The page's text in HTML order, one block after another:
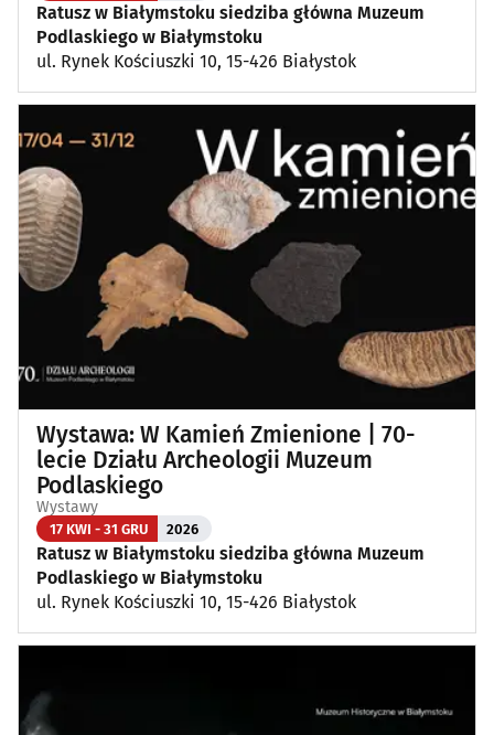
Plenerowe, festyny(11)
Dla dzieci(3)
Targi, konferencje
Wykłady, pokazy, imprezy okolicznościowe(12)
Poza Białymstokiem (1)
Ratusz w Białymstoku siedziba główna Muzeum
Podlaskiego w Białymstoku
ul. Rynek Kościuszki 10, 15-426 Białystok
Wystawa: W Kamień Zmienione | 70-
lecie Działu Archeologii Muzeum
Podlaskiego
Wystawy
17 KWI - 31 GRU 2026
Ratusz w Białymstoku siedziba główna Muzeum
Podlaskiego w Białymstoku
ul. Rynek Kościuszki 10, 15-426 Białystok